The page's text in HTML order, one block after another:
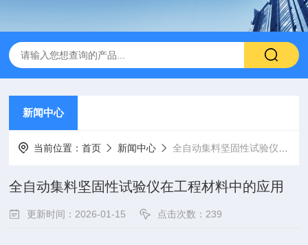
新闻中心
当前位置：首页 新闻中心 全自动集料坚固性试验仪在工程材料中的应用
全自动集料坚固性试验仪在工程材料中的应用
更新时间：2026-01-15 点击次数：239